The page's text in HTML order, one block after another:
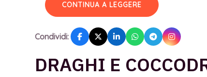
CONTINUA A LEGGERE
Condividi:
DRAGHI E